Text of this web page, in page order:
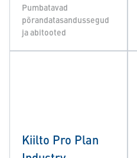
Pumbatavad
põrandatasandussegud
ja abitooted
Kiilto Pro Plan